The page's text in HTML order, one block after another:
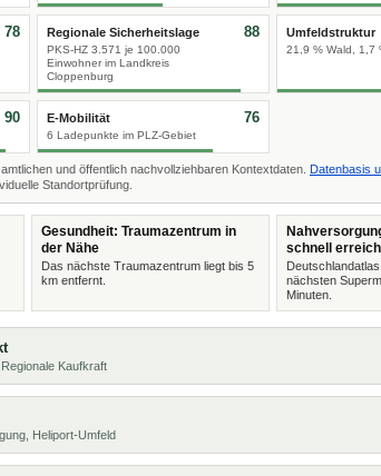
78 Regionale Sicherheitslage
PKS-HZ 3.571 je 100.000
Einwohner im Landkreis
Cloppenburg
88 Umfeldstruktur
21,9 % Wald, 1,7
90 E-Mobilität
6 Ladepunkte im PLZ-Gebiet
76
und öffentlich nachvollziehbaren Kontextdaten. Datenbasis
Standortprüfung.
Gesundheit: Traumazentrum in
der Nähe
Das nächste Traumazentrum liegt bis 5
km entfernt.
schnell
nächsten
Minuten.
Kaufkraft
Heliport-Umfeld